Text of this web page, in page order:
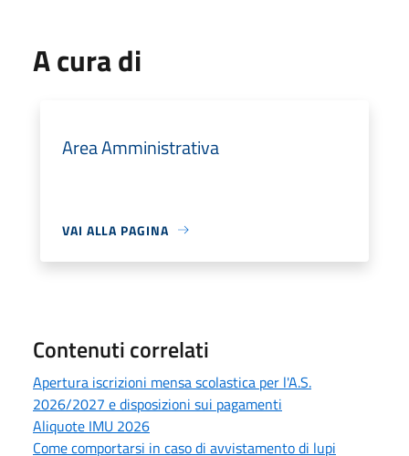
A cura di
Area Amministrativa
VAI ALLA PAGINA
Contenuti correlati
Apertura iscrizioni mensa scolastica per l'A.S.
2026/2027 e disposizioni sui pagamenti
Aliquote IMU 2026
Come comportarsi in caso di avvistamento di lupi